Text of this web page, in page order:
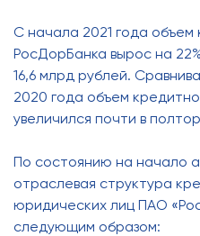
С начала 2021 года
РосДорБанка вырос на
16,6 млрд рублей.
2020 года объем
увеличился почти в
По состоянию на начало
отраслевая структура
юридических лиц ПАО
следующим образом: